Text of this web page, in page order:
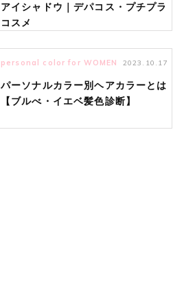
アイシャドウ｜デパコス・プチプラ
コスメ
personal color for WOMEN 2023.10.17
パーソナルカラー別ヘアカラーとは
【ブルべ・イエベ髪色診断】